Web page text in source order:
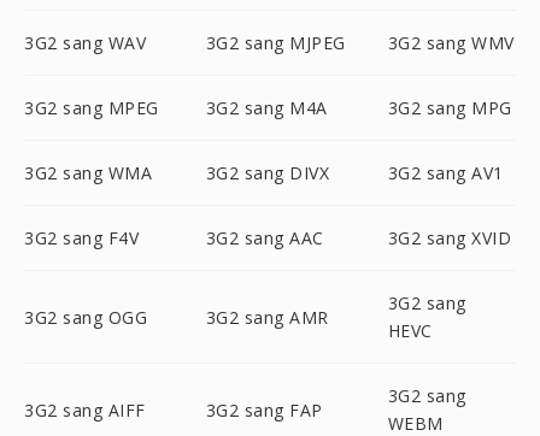
3G2 sang WAV 3G2 sang MJPEG 3G2 sang WMV
3G2 sang MPEG 3G2 sang M4A 3G2 sang MPG
3G2 sang WMA 3G2 sang DIVX 3G2 sang AV1
3G2 sang F4V 3G2 sang AAC 3G2 sang XVID
3G2 sang OGG 3G2 sang AMR
3G2 sang
HEVC
3G2 sang AIFF 3G2 sang FAP
3G2 sang
WEBM